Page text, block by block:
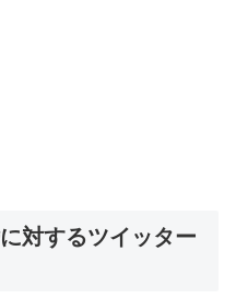
対するツイッター